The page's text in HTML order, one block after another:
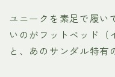
ユニークを素足で履い
いのがフットベッド（
と、あのサンダル特有